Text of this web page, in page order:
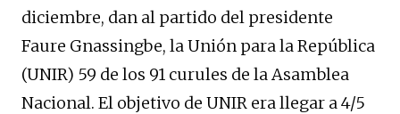
diciembre, dan al partido del presidente
Faure Gnassingbe, la Unión para la República
(UNIR) 59 de los 91 curules de la Asamblea
Nacional. El objetivo de UNIR era llegar a 4/5